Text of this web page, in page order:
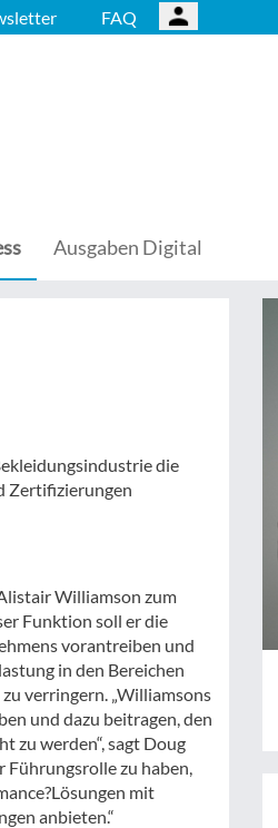
FAQ
Ausgaben Digital
die
Zertifizierungen
Williamson zum
Funktion soll er die
vorantreiben und
in den Bereichen
verringern. „Williamsons
und dazu beitragen, den
zu werden“, sagt Doug
Führungsrolle zu haben,
mit
anbieten.“